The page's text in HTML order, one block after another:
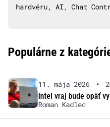
hardvéru, AI, Chat
Populárne z
11. mája 2026 •
Intel vraj bude opäť
Roman Kadlec